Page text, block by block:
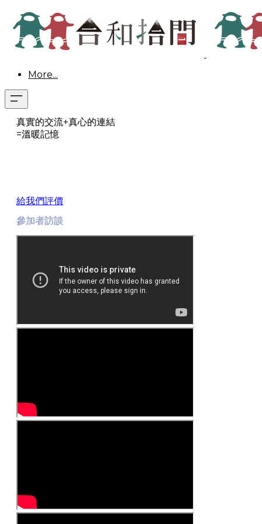
More...
真實的交流+真心的連結
​=溫暖記憶
給我們評價
參加者訪談